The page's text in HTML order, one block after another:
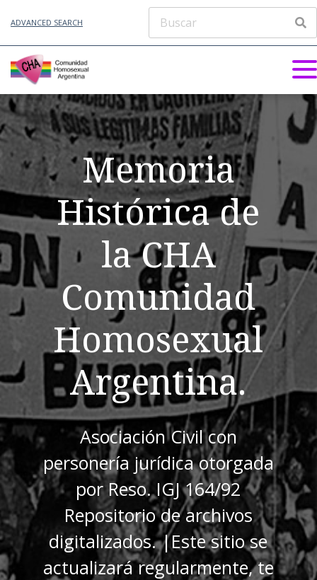
ADVANCED SEARCH
Memoria
Histórica de
la CHA
Comunidad
Homosexual
Argentina.
Asociación Civil con
personería jurídica otorgada
por Reso. IGJ 164/92
Repositorio de archivos
digitalizados. |Este sitio se
actualizará regularmente, te